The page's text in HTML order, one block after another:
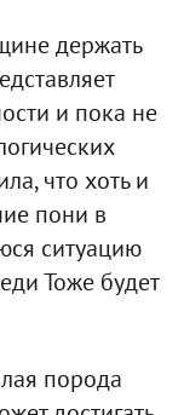
держать
и пока не
что хоть и
пони в
ситуацию
Тоже будет
порода